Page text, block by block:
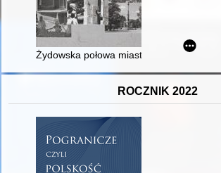
Żydowska połowa miasta : o trudnym
ROCZNIK 2022